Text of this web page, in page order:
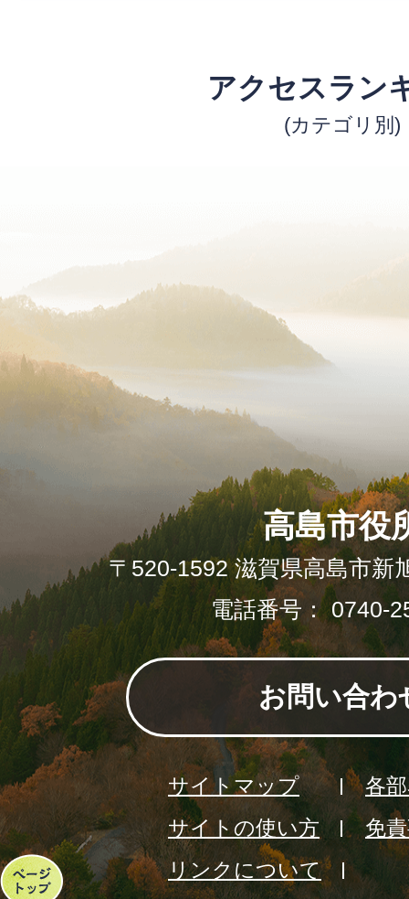
アクセスラン
(カテゴリ別)
ペ
高島市役
〒520-1592 滋賀県高島市新
電話番号： 0740-
お問い合わ
サイトマップ
各
サイトの使い方
免
リンクについて